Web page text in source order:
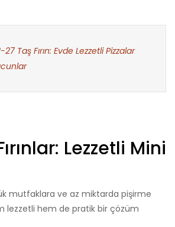
Taş Fırın: Evde Lezzetli Pizzalar
Lezzetli Mini
mutfaklara ve az miktarda pişirme
lezzetli hem de pratik bir çözüm